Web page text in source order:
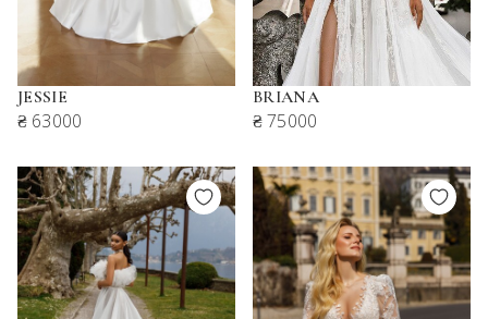
JESSIE
₴ 63000
BRIANA
₴ 75000